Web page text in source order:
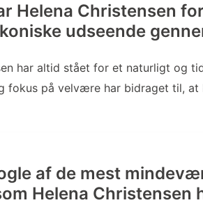
Helena Christensen
udseende
har altid stået for et naturligt og
fokus på velvære har bidraget til, at
af de mest
Helena Christensen